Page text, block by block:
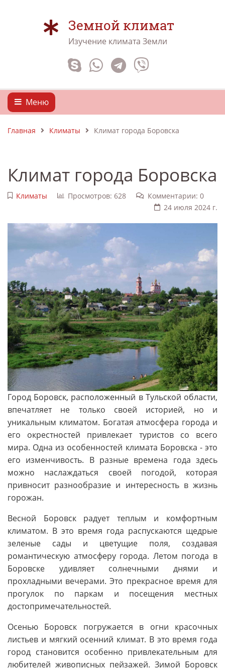
Земной климат
Изучение климата Земли
Меню
Главная Климаты Климат города Боровска
Климат города Боровска
Климаты Просмотров: 628
Комментарии: 0
24 июля 2024 г.
Город Боровск, расположенный в Тульской области,
впечатляет не только своей историей, но и
уникальным климатом. Богатая атмосфера города и
его окрестностей привлекает туристов со всего
мира. Одна из особенностей климата Боровска - это
его изменчивость. В разные времена года здесь
можно наслаждаться своей погодой, которая
привносит разнообразие и интересность в жизнь
горожан.
Весной Боровск радует теплым и комфортным
климатом. В это время года распускаются щедрые
зеленые сады и цветущие поля, создавая
романтическую атмосферу города. Летом погода в
Боровске удивляет солнечными днями и
прохладными вечерами. Это прекрасное время для
прогулок по паркам и посещения местных
достопримечательностей.
Осенью Боровск погружается в огни красочных
листьев и мягкий осенний климат. В это время года
город становится особенно привлекательным для
любителей живописных пейзажей. Зимой Боровск